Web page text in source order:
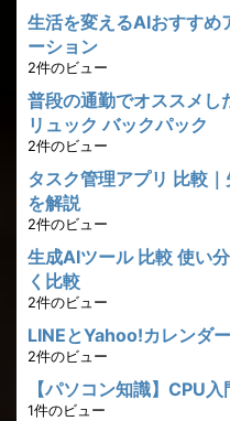
生活を変えるAIおすすめ
ーション
2件のビュー
普段の通勤でオススメし
リュック バックパック
2件のビュー
タスク管理アプリ 比較
を解説
2件のビュー
生成AIツール 比較 使い
く比較
2件のビュー
LINEとYahoo!カレンダ
2件のビュー
【パソコン知識】CPU
1件のビュー